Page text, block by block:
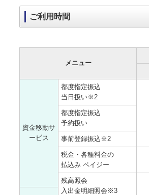
ご利用時間
メニュー
資金移動サ
ービス
都度指定振込
当日扱い※2
都度指定振込
予約扱い
事前登録振込※2
税金・各種料金の
払込み ペイジー
残高照会
入出金明細照会※3